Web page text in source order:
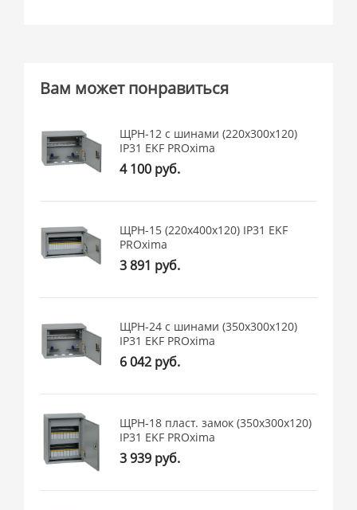
Вам может понравиться
ЩРН-12 с шинами (220х300х120)
IP31 EKF PROxima
4 100 руб.
ЩРН-15 (220х400х120) IP31 EKF
PROxima
3 891 руб.
ЩРН-24 с шинами (350х300х120)
IP31 EKF PROxima
6 042 руб.
ЩРН-18 пласт. замок (350х300х120)
IP31 EKF PROxima
3 939 руб.